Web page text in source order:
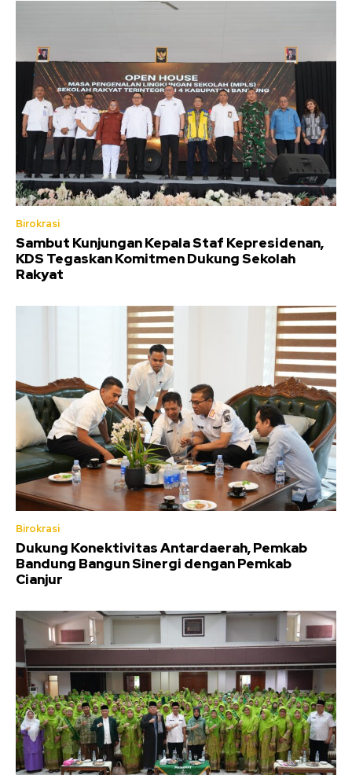
Birokrasi
Sambut Kunjungan Kepala Staf Kepresidenan,
KDS Tegaskan Komitmen Dukung Sekolah
Rakyat
Birokrasi
Dukung Konektivitas Antardaerah, Pemkab
Bandung Bangun Sinergi dengan Pemkab
Cianjur